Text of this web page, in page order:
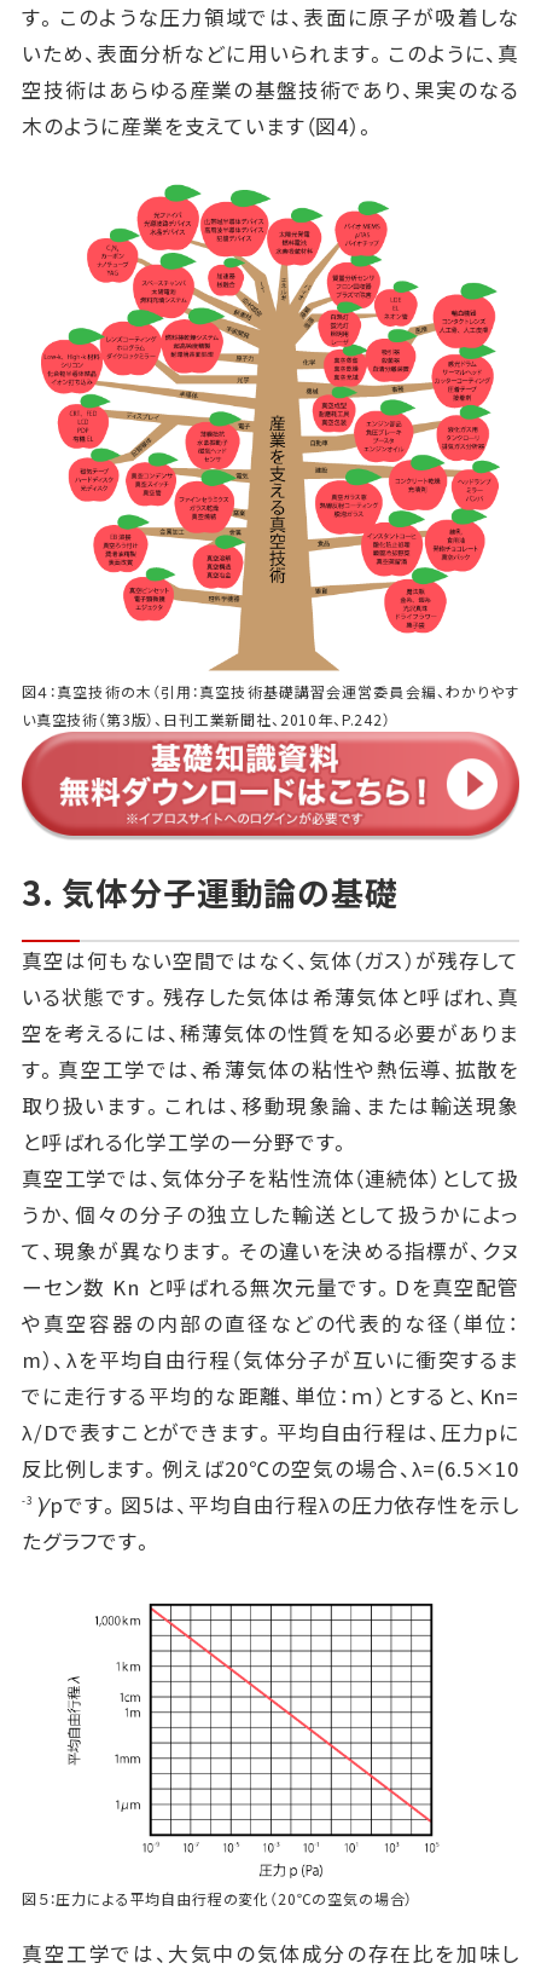
す。このような圧力領域では、表面に原子が吸着しな
いため、表面分析などに用いられます。このように、真
空技術はあらゆる産業の基盤技術であり、果実のなる
木のように産業を支えています（図4）。
図４：真空技術の木（引用：真空技術基礎講習会運営委員会編、わかりやす
い真空技術（第3版）、日刊工業新聞社、2010年、P.242）
3. 気体分子運動論の基礎
真空は何もない空間ではなく、気体（ガス）が残存して
いる状態です。残存した気体は希薄気体と呼ばれ、真
空を考えるには、稀薄気体の性質を知る必要がありま
す。真空工学では、希薄気体の粘性や熱伝導、拡散を
取り扱います。これは、移動現象論、または輸送現象
と呼ばれる化学工学の一分野です。
真空工学では、気体分子を粘性流体（連続体）として扱
うか、個々の分子の独立した輸送として扱うかによっ
て、現象が異なります。その違いを決める指標が、クヌ
ーセン数 Kn と呼ばれる無次元量です。Dを真空配管
や真空容器の内部の直径などの代表的な径（単位：
m）、λを平均自由行程（気体分子が互いに衝突するま
でに走行する平均的な距離、単位：ｍ）とすると、Kn=
λ/Dで表すことができます。平均自由行程は、圧力pに
反比例します。例えば20℃の空気の場合、λ=(6.5×10
-3 )⁄pです。図5は、平均自由行程λの圧力依存性を示し
たグラフです。
図５：圧力による平均自由行程の変化（20℃の空気の場合）
真空工学では、大気中の気体成分の存在比を加味し